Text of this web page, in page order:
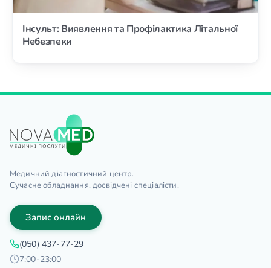
Інсульт: Виявлення та Профілактика Літальної
Небезпеки
Медичний діагностичний центр.
Сучасне обладнання, досвідчені спеціалісти.
Запис онлайн
(050) 437-77-29
7:00-23:00